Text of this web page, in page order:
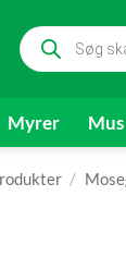
Products
search
Myrer Mus
/